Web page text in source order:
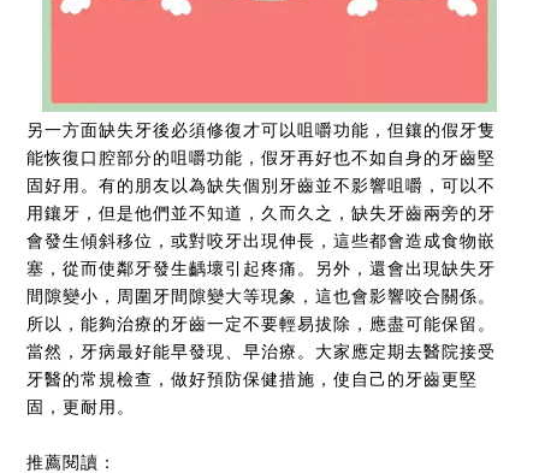
另一方面缺失牙後必須修復才可以咀嚼功能，但鑲的假牙隻
能恢復口腔部分的咀嚼功能，假牙再好也不如自身的牙齒堅
固好用。有的朋友以為缺失個別牙齒並不影響咀嚼，可以不
用鑲牙，但是他們並不知道，久而久之，缺失牙齒兩旁的牙
會發生傾斜移位，或對咬牙出現伸長，這些都會造成食物嵌
塞，從而使鄰牙發生齲壞引起疼痛。另外，還會出現缺失牙
間隙變小，周圍牙間隙變大等現象，這也會影響咬合關係。
所以，能夠治療的牙齒一定不要輕易拔除，應盡可能保留。
當然，牙病最好能早發現、早治療。大家應定期去醫院接受
牙醫的常規檢查，做好預防保健措施，使自己的牙齒更堅
固，更耐用。
推薦閱讀：